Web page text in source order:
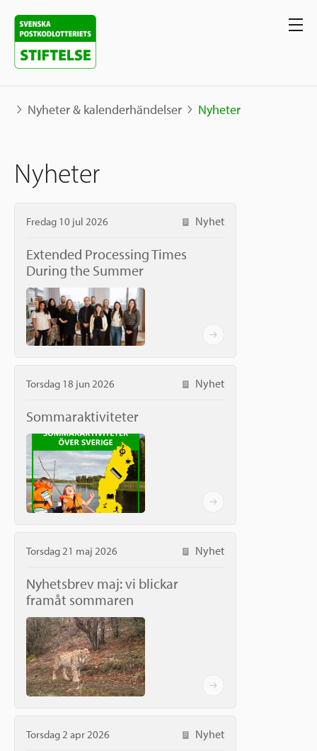
Projekt
Grannskapsinitiativet
Utlysningar
Samhällsentreprenörskap
Sök stöd
Ansök
Ansökningsguide
Rekommendationer
Sverige och övriga världen
Grannskapsinitiativet
Om oss
Medarbetare & styrelse
Kontakt
Pressrum
Nyheter & kalenderhändelser
Postkodlotteriet
SV
Nyheter & kalenderhändelser Nyheter
Nyheter
Fredag 10 jul 2026 Nyhet
Extended Processing Times
During the Summer
Torsdag 18 jun 2026 Nyhet
Sommaraktiviteter
Torsdag 21 maj 2026 Nyhet
Nyhetsbrev maj: vi blickar
framåt sommaren
Torsdag 2 apr 2026 Nyhet